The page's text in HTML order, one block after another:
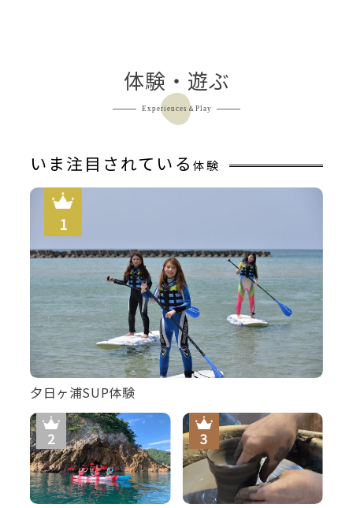
和室６畳の間一例（碧の間）
体験・遊ぶ
Experiences＆Play
いま注目されている 体験
夕日ヶ浦SUP体験